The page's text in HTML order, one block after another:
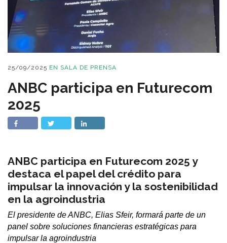
25/09/2025 EN SALA DE PRENSA
ANBC participa en Futurecom
2025
ANBC participa en Futurecom 2025 y
destaca el papel del crédito para
impulsar la innovación y la sostenibilidad
en la agroindustria
El presidente de ANBC, Elias Sfeir, formará parte de un
panel sobre soluciones financieras estratégicas para
impulsar la agroindustria